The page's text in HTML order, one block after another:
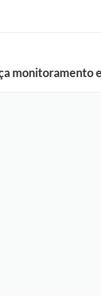
monitoramento